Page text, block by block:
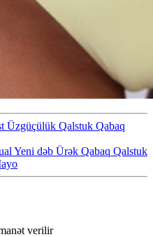
Üzgüçülük Qalstuk Qabaq
Yeni dəb Ürək Qabaq Qalstuk
verilir